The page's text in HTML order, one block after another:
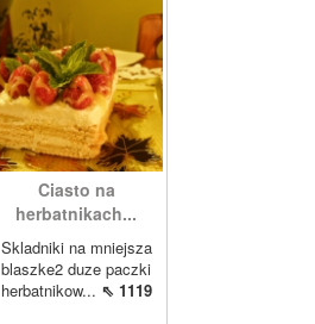
Ciasto na
herbatnikach...
Skladniki na mniejsza
blaszke2 duze paczki
herbatnikow... ⇖ 1119